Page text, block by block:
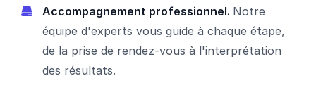
Accompagnement professionnel. Notre
équipe d'experts vous guide à chaque étape,
de la prise de rendez-vous à l'interprétation
des résultats.